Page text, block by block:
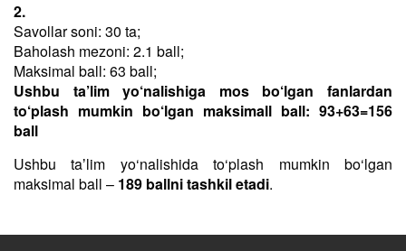
2.
Savollar soni: 30 ta;
Baholash mezoni: 2.1 ball;
Maksimal ball: 63 ball;
Ushbu ta’lim yo‘nalishiga mos bo‘lgan fanlardan
to‘plash mumkin bo‘lgan maksimall ball: 93+63=156
ball
Ushbu taʼlim yo‘nalishida to‘plash mumkin bo‘lgan
maksimal ball – 189 ballni tashkil etadi.